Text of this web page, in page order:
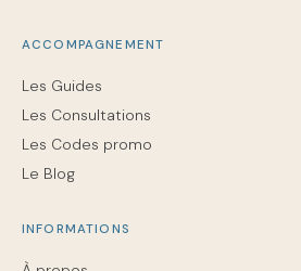
ACCOMPAGNEMENT
Les Guides
Les Consultations
Les Codes promo
Le Blog
INFORMATIONS